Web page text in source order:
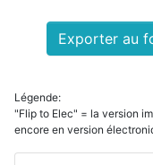
Exporter au
Légende:
"Flip to Elec" = la version
encore en version